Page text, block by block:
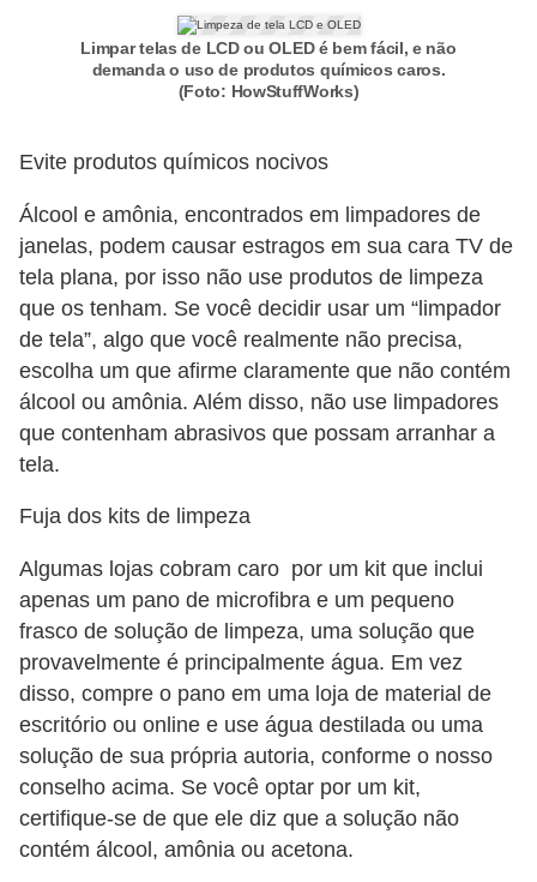
Limpar telas de LCD ou OLED é bem fácil, e não
demanda o uso de produtos químicos caros.
(Foto: HowStuffWorks)
Evite produtos químicos nocivos
Álcool e amônia, encontrados em limpadores de
janelas, podem causar estragos em sua cara TV de
tela plana, por isso não use produtos de limpeza
que os tenham. Se você decidir usar um “limpador
de tela”, algo que você realmente não precisa,
escolha um que afirme claramente que não contém
álcool ou amônia. Além disso, não use limpadores
que contenham abrasivos que possam arranhar a
tela.
Fuja dos kits de limpeza
Algumas lojas cobram caro por um kit que inclui
apenas um pano de microfibra e um pequeno
frasco de solução de limpeza, uma solução que
provavelmente é principalmente água. Em vez
disso, compre o pano em uma loja de material de
escritório ou online e use água destilada ou uma
solução de sua própria autoria, conforme o nosso
conselho acima. Se você optar por um kit,
certifique-se de que ele diz que a solução não
contém álcool, amônia ou acetona.
u
t
i
v
i
d
a
d
e
o
r
a
n
i
z
a
ç